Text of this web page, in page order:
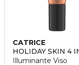
CATRICE
HOLIDAY SKIN 4
Illuminante Viso